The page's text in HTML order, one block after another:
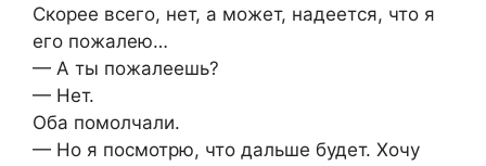
Скорее всего, нет, а может, надеется, что я
его пожалею…
— А ты пожалеешь?
— Нет.
Оба помолчали.
— Но я посмотрю, что дальше будет. Хочу